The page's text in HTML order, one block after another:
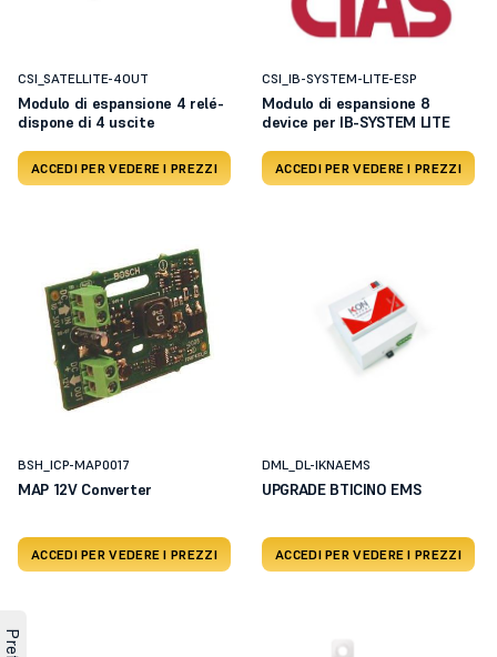
CSI_SATELLITE-4OUT
Modulo di espansione 4 relé-
dispone di 4 uscite
ACCEDI PER VEDERE I PREZZI
CSI_IB-SYSTEM-LITE-ESP
Modulo di espansione 8
device per IB-SYSTEM LITE
ACCEDI PER VEDERE I PREZZI
BSH_ICP-MAP0017
MAP 12V Converter
ACCEDI PER VEDERE I PREZZI
DML_DL-IKNAEMS
UPGRADE BTICINO EMS
ACCEDI PER VEDERE I PREZZI